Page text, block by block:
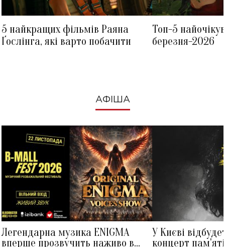
5 найкращих фільмів Раяна
Ґослінга, які варто побачити
Топ-5
березня-2026
АФІША
Легендарна музика ENIGMA
вперше прозвучить наживо в
У Києві
концерт